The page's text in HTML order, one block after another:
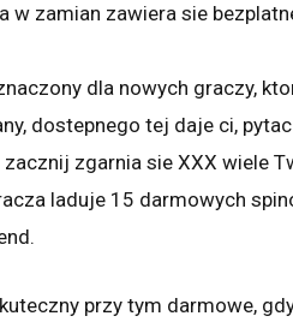
w zamian zawiera sie
dla nowych graczy,
dostepnego tej daje ci,
zgarnia sie XXX wiele
laduje 15 darmowych
przy tym darmowe,